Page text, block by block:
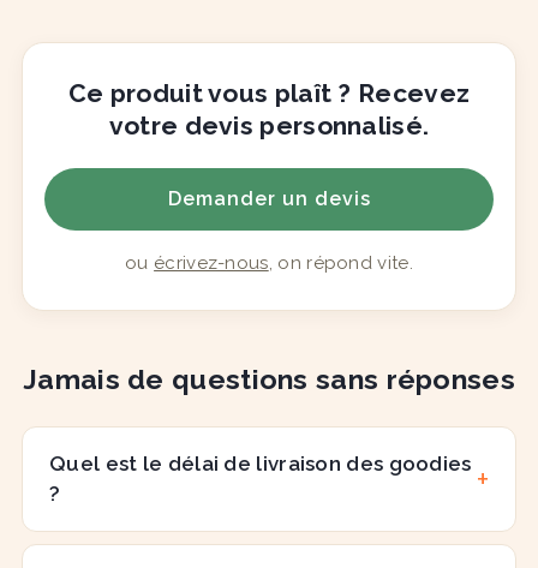
Ce produit vous plaît ? Recevez
votre devis personnalisé.
Demander un devis
ou écrivez-nous, on répond vite.
Jamais de questions sans réponses
Quel est le délai de livraison des goodies
?